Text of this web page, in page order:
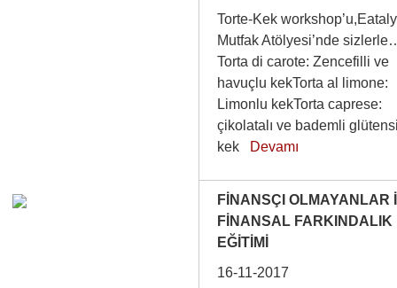
Torte-Kek workshop’u,Eataly
Mutfak Atölyesi’nde
Torta di carote: Zencefilli ve
havuçlu kekTorta al limone:
Limonlu kekTorta caprese:
çikolatalı ve bademli
kek Devamı
FİNANSÇI OLMAYANLAR
FİNANSAL FARKINDALIK
EĞİTİMİ
16-11-2017